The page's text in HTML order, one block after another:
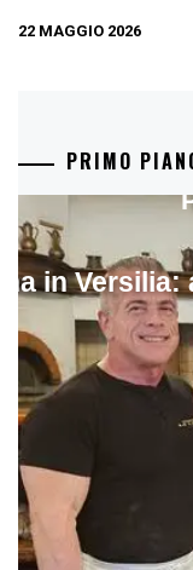
22 MAGGIO 2026
PRIMO
in